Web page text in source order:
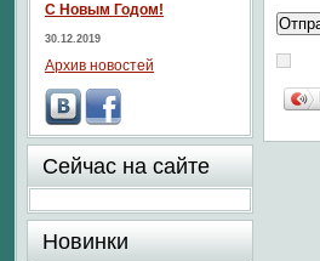
С Новым Годом!
30.12.2019
Архив новостей
Сейчас на сайте
Новинки